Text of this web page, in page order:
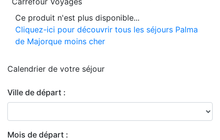
Ce produit n'est plus disponible...
Cliquez-ici pour découvrir tous les séjours Palma
de Majorque moins cher
Calendrier de votre séjour
Ville de départ :
Mois de départ :